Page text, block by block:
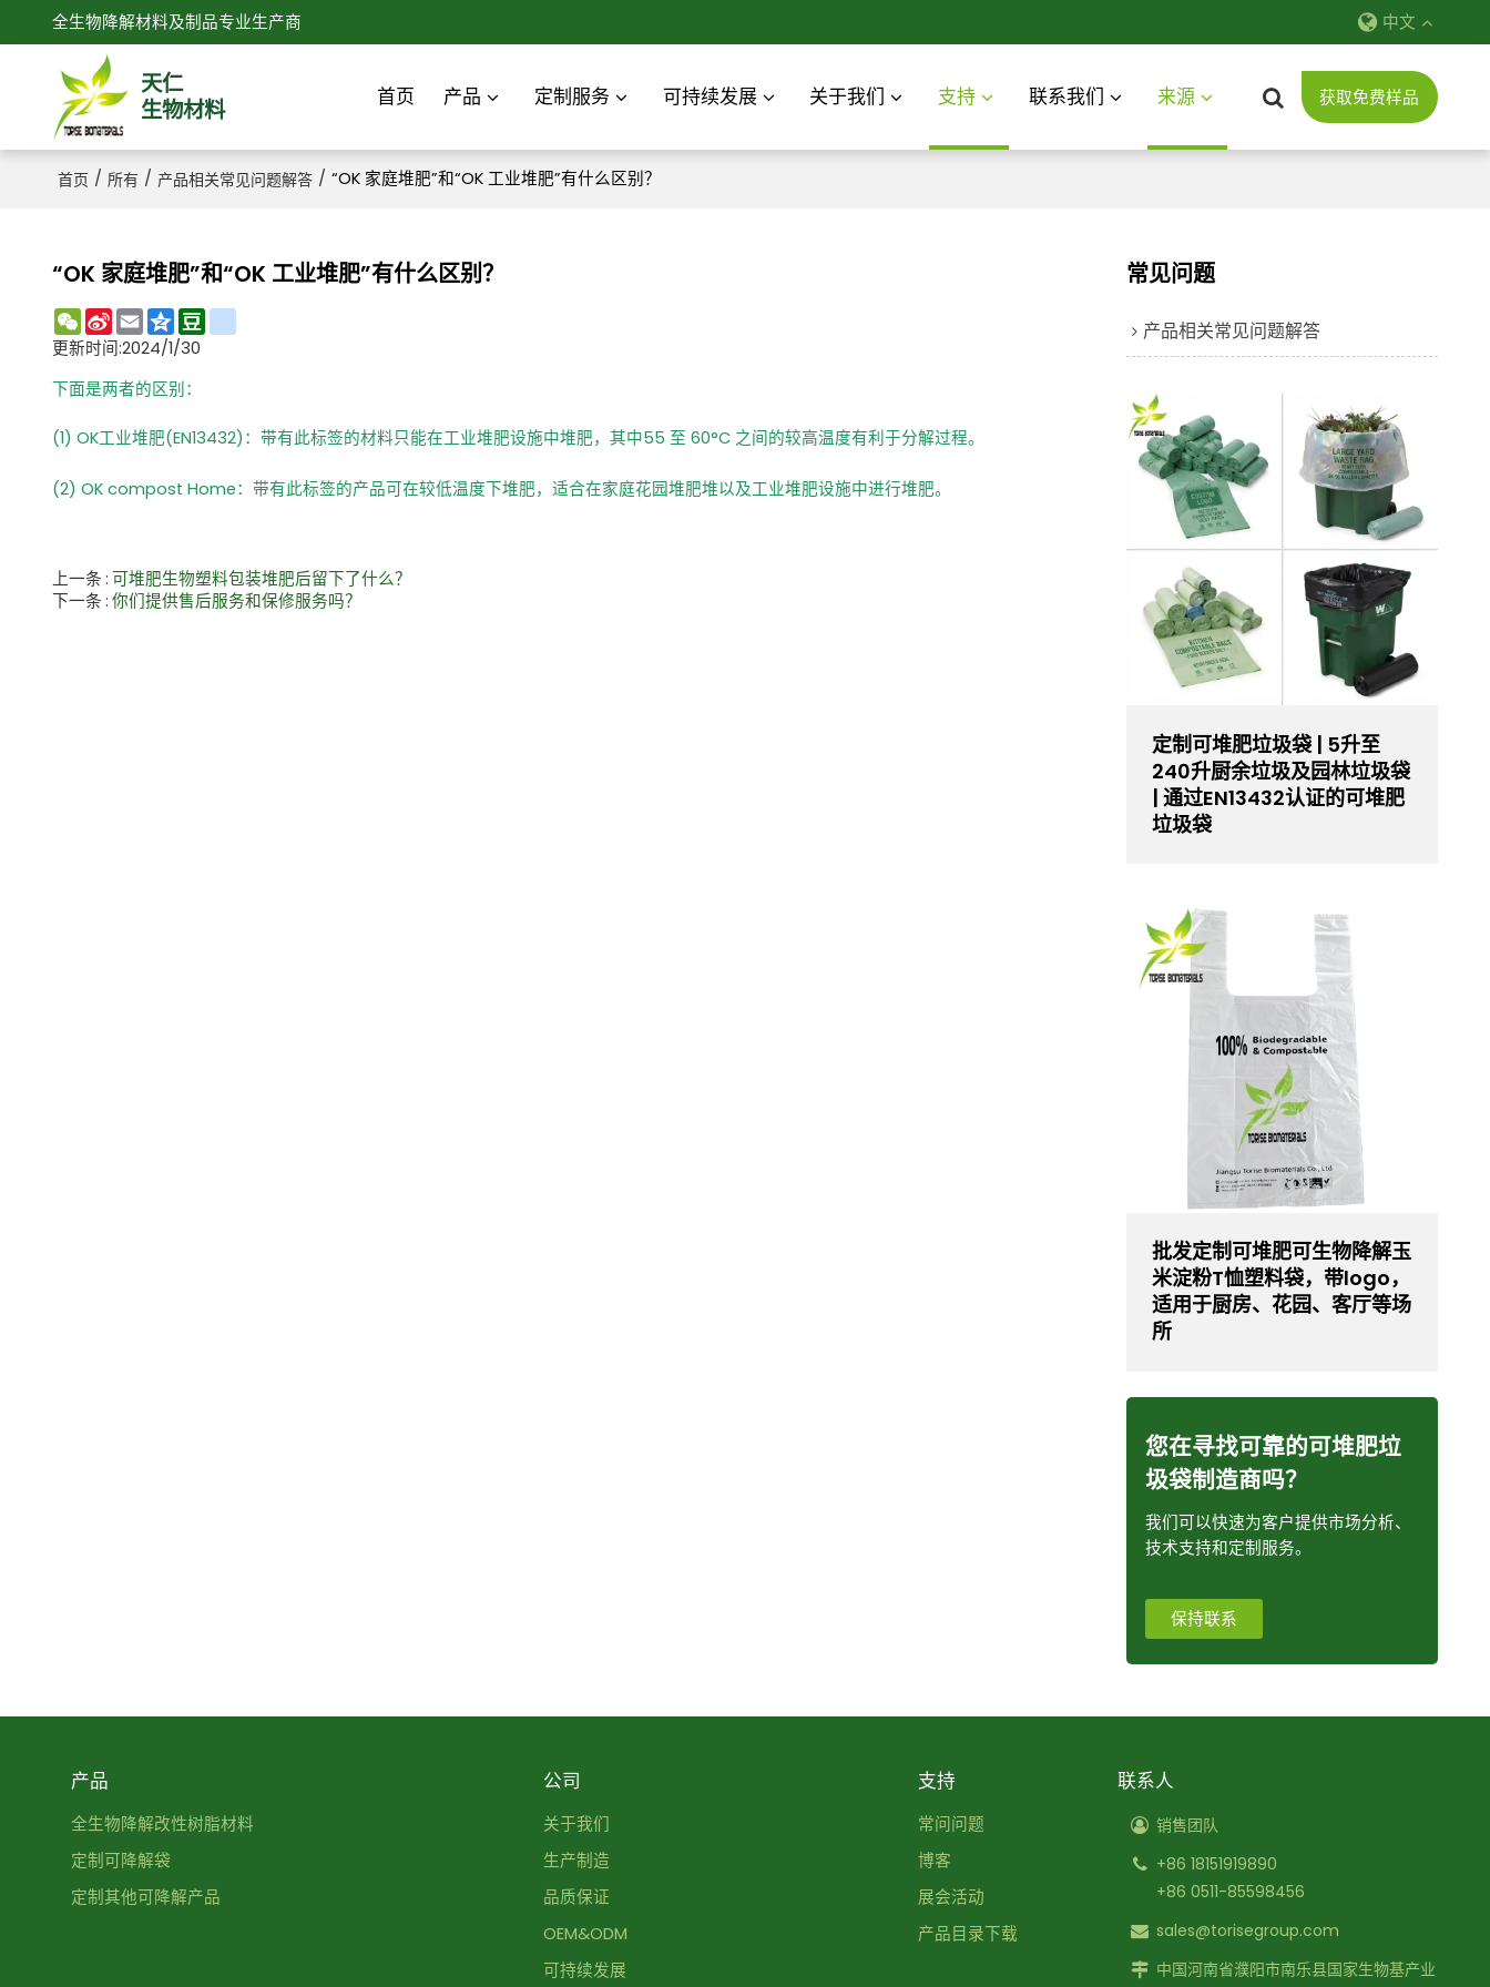
全生物降解材料及制品专业生产商 中文
天仁
生物材料
首页 产品 定制服务 可持续发展 关于我们 支持 联系我们 来源 获取免费样品
首页 / 所有 / 产品相关常见问题解答 / “OK 家庭堆肥”和“OK 工业堆肥”有什么区别？
“OK 家庭堆肥”和“OK 工业堆肥”有什么区别？
WeChat
Sina
Weibo
EmailQzoneDoubanrenren
更新时间:2024/1/30
下面是两者的区别：
(1) OK工业堆肥(EN13432)：带有此标签的材料只能在工业堆肥设施中堆肥，其中55 至 60°C 之间的较高温度有利于分解过程。
(2) OK compost Home：带有此标签的产品可在较低温度下堆肥，适合在家庭花园堆肥堆以及工业堆肥设施中进行堆肥。
上一条 可堆肥生物塑料包装堆肥后留下了什么？
下一条 你们提供售后服务和保修服务吗？
常见问题
产品相关常见问题解答
定制可堆肥垃圾袋 | 5升至
240升厨余垃圾及园林垃圾袋
| 通过EN13432认证的可堆肥
垃圾袋
批发定制可堆肥可生物降解玉
米淀粉T恤塑料袋，带logo，
适用于厨房、花园、客厅等场
所
您在寻找可靠的可堆肥垃
圾袋制造商吗？
我们可以快速为客户提供市场分析、
技术支持和定制服务。
保持联系
产品
全生物降解改性树脂材料
定制可降解袋
定制其他可降解产品
公司
关于我们
生产制造
品质保证
OEM&ODM
可持续发展
支持
常问问题
博客
展会活动
产品目录下载
联系人
销售团队
+86 18151919890
+86 0511-85598456
sales@torisegroup.com
中国河南省濮阳市南乐县国家生物基产业